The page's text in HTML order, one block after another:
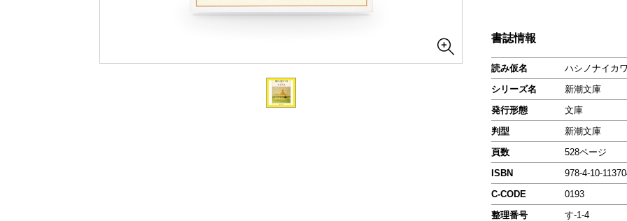
書誌情報
読み仮名
ハシノナイカ
シリーズ名
新潮文庫
発行形態
文庫
判型
新潮文庫
頁数
528ページ
ISBN
978-4-10-
C-CODE
0193
整理番号
す-1-4